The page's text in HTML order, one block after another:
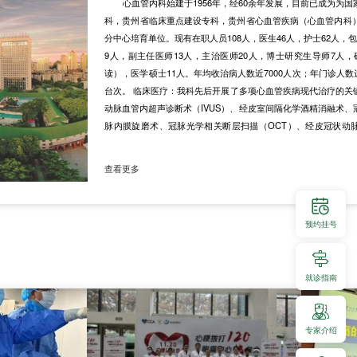
心血管内科始建于1956年，经60余年发展，目前已成为为
科，贵州省临床重点建设专科，贵州省心血管疾病（心血管内
分中心培育单位。现有在职人员108人，医生46人，护士62人，
9人，副主任医师13人，主治医师20人，博士研究生导师7人
读），医学硕士11人。年均收治病人数近7000人次；年门诊人
台次。 临床医疗：我科先后开展了多项心血管疾病现代治疗的
动脉血管内超声诊断术（IVUS）、经皮室间隔化学酒精消融术
脉内膜旋磨术、冠脉光学相关断层扫描（OCT）、经皮冠状动
查看更多
预约挂号
就诊指南
专家介绍